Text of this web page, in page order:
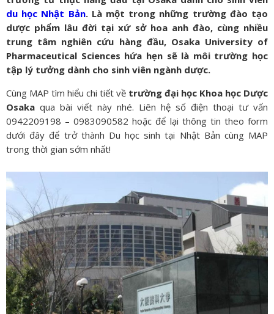
du học Nhật Bản. Là một trong những trường đào tạo
dược phẩm lâu đời tại xứ sở hoa anh đào, cùng nhiều
trung tâm nghiên cứu hàng đầu, Osaka University of
Pharmaceutical Sciences hứa hẹn sẽ là môi trường học
tập lý tưởng dành cho sinh viên ngành dược.
Cùng MAP tìm hiểu chi tiết về trường đại học Khoa học Dược
Osaka qua bài viết này nhé. Liên hệ số điện thoại tư vấn
0942209198 – 0983090582 hoặc để lại thông tin theo form
dưới đây để trở thành Du học sinh tại Nhật Bản cùng MAP
trong thời gian sớm nhất!